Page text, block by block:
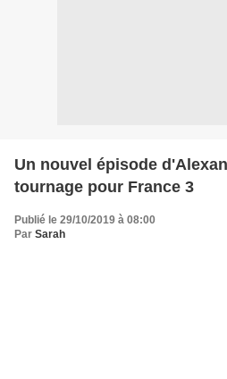
Un nouvel épisode
tournage pour France 3
Publié le 29/10/2019 à 08:00
Par Sarah